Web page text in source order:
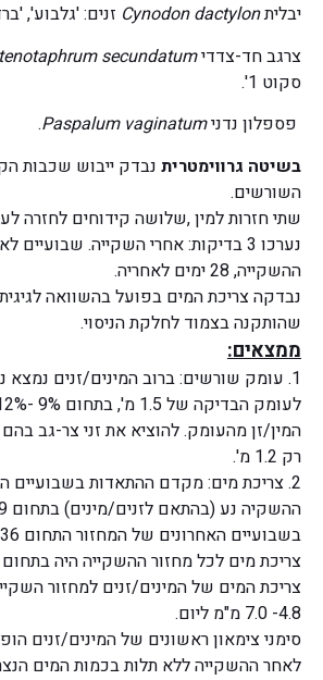
יבליתCynodon dactylon זנים: 'גלבוע',
צרגב חד-צדדיsecundatum
סקוט 1'.
פספלון נדניPaspalum vaginatum
.
בשיטה גרווימטריתנבדק ייבוש שכבות
השורשים.
שתי חזרות למין ,שלושה קידוחים לחזרה לעומק
נערכו 3 בדיקות: אחרי השקייה.
ההשקייה, 28 ימים לאחריה.
שהותקנה בצמוד לחלקת הניסוי.
ממצאים:
1. עומק שורשים: ברוב המינים/זנים נמצא
המין/זן מהעומק. להוציא את זני צר-גב
רק 1.2 מ'.
2. צריכת מים: מקדם ההתאדות בשבועיים
צריכת מים לכל מחזור ההשקייה היה בתחום 0.74- 1.01.
צריכת המים של המינים/זנים למחזור
4.8- 7.0 מ"מ ליום.
לאחר ההשקייה ללא תלות בכמות המים